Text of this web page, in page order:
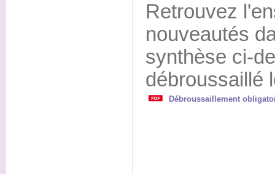
Retrouvez
nouveautés
synthèse ci-
débroussaillé
Débroussaillement